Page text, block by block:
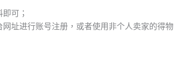
可；
址进行账号注册，或者使用非个人卖家的得物